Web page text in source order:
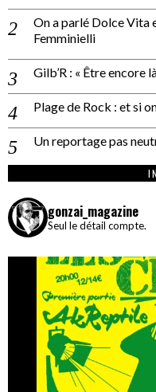
On a parlé Dolce Vita
Femminielli
Gilb’R : « Être encore
Plage de Rock : et si
Un reportage pas
gonzai_magazine
Seul le détail compte.